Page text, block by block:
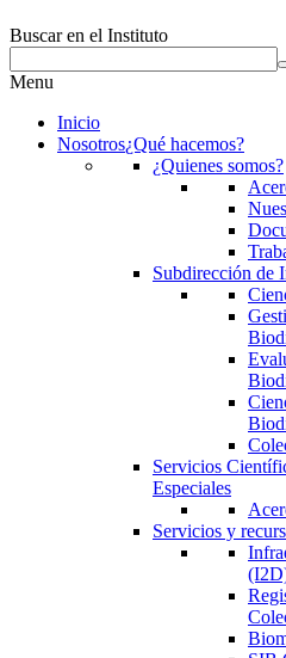
Buscar en el Instituto
Menu
Inicio
Nosotros¿Qué hacemos?
¿Quienes somos?
Subdirección de
Servicios
Especiales
Servicios y